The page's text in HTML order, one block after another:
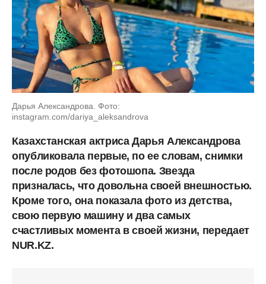
Дарья Александрова. Фото:
instagram.com/dariya_aleksandrova
Казахстанская актриса Дарья Александрова
опубликовала первые, по ее словам, снимки
после родов без фотошопа. Звезда
призналась, что довольна своей внешностью.
Кроме того, она показала фото из детства,
свою первую машину и два самых
счастливых момента в своей жизни, передает
NUR.KZ.